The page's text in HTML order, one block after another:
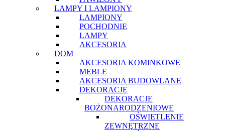
LAMPY I LAMPIONY
LAMPIONY
POCHODNIE
LAMPY
AKCESORIA
DOM
AKCESORIA KOMINKOWE
MEBLE
AKCESORIA BUDOWLANE
DEKORACJE
DEKORACJE
BOŻONARODZENIOWE
OŚWIETLENIE
ZEWNĘTRZNE